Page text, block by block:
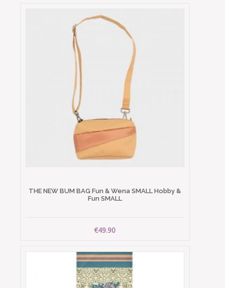
THE NEW BUM BAG Fun & Wena SMALL Hobby &
Fun SMALL
€49.90